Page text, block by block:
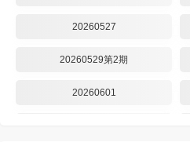
20260527
20260529第2期
20260601